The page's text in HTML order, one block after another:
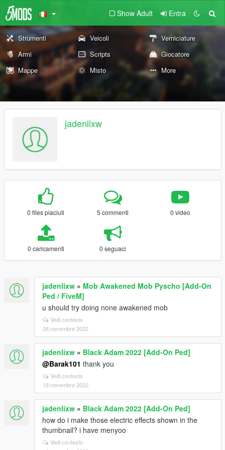
Show Adult Entra
Strumenti Veicoli
Verniciature
Armi
Scripts
Giocatore
Mappe
Misto More
jadenlixw
0 files piaciuti 5 commenti 0 video
0 caricamenti 0 seguaci
jadenlixw » Mob Awakened Mob Pyscho [Add-On
Ped / FiveM]
u should try doing none awakened mob
Vedi contesto
26 novembre 2022
jadenlixw » Black Adam 2022 [Add-On Ped]
@Barak101 thank you
Vedi contesto
18 novembre 2022
jadenlixw » Black Adam 2022 [Add-On Ped]
how do i make those electric effects shown in the
thumbnail? i have menyoo
Vedi contesto